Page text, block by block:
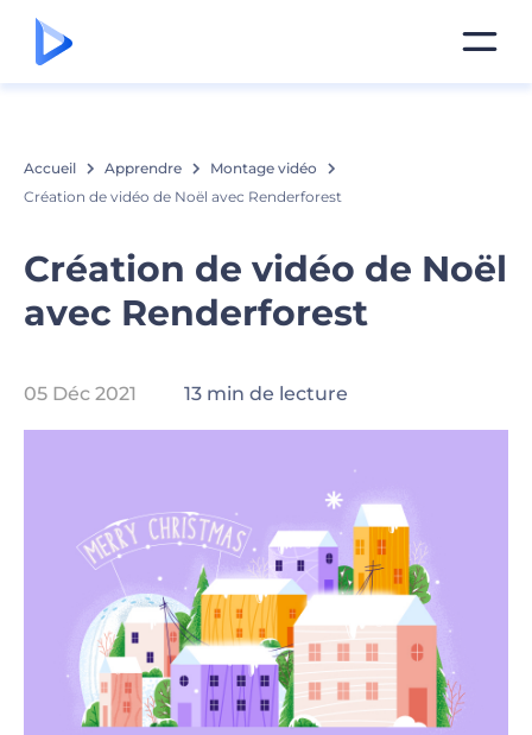
Accueil Apprendre
Montage vidéo
Création de vidéo de Noël avec Renderforest
Création de vidéo de Noël
avec Renderforest
05 Déc 2021 13 min de lecture